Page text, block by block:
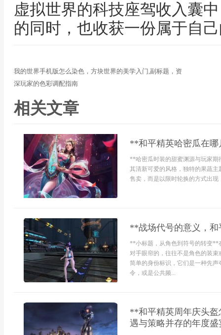
虚拟世界的科技座驾收入囊
的同时，也收获一份属于自
我的世界手机版怎么染色，方块世界的美学入门,副标题，资
深玩家的色彩调配指南
相关文章
**和平精英哈密瓜在
**哈密瓜时装的甜蜜渊源与玩家
其清新可爱的风格，独特的果蔬
售卖，而是以限时轮换的方式出
**战场代号的意义，
**小标题，从角色到符号的转变**
对手眼帘的，往往不是角色的装
简单的身份标识，它们是一种先
令，或是公共频...
**和平精英周年庆头
遇与策略并存的年度